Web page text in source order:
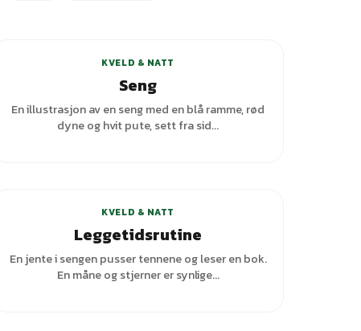
KVELD & NATT
Seng
En illustrasjon av en seng med en blå ramme, rød
dyne og hvit pute, sett fra sid...
KVELD & NATT
Leggetidsrutine
En jente i sengen pusser tennene og leser en bok.
En måne og stjerner er synlige...